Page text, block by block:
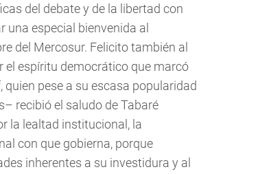
del debate y de la libertad con
una especial bienvenida al
del Mercosur. Felicito también al
el espíritu democrático que marcó
quien pese a su escasa popularidad
recibió el saludo de Tabaré
la lealtad institucional, la
con que gobierna, porque
inherentes a su investidura y al